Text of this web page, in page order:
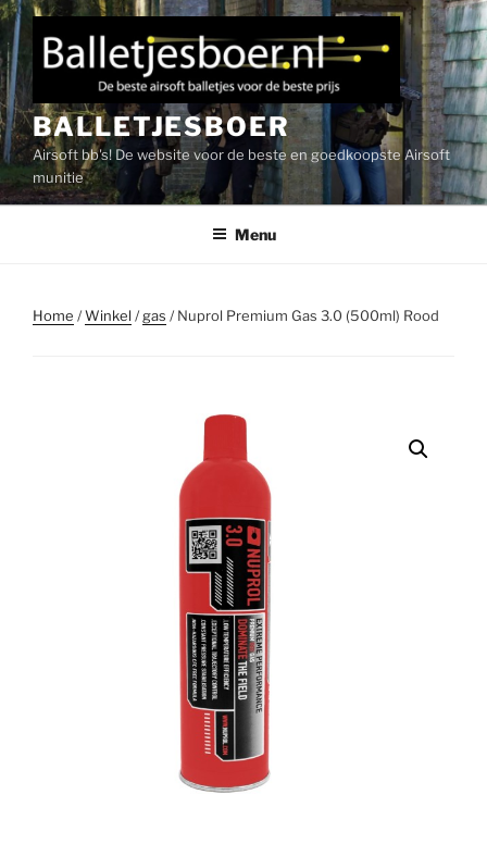
Ga
naar
de
inhoud
BALLETJESBOER
Airsoft bb's! De website voor de beste en goedkoopste Airsoft
munitie
Menu
Home /Winkel/gas / Nuprol Premium Gas 3.0 (500ml) Rood